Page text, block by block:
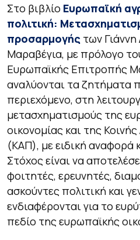
Στο βιβλίο Ευρωπαϊκή
πολιτική:
προσαρμογής των
Μαραβέγια, με πρόλογο
Ευρωπαϊκής Επιτροπής
αναλύονται τα ζητήματα
περιεχόμενο, στη
μετασχηματισμούς της
οικονομίας και της
(ΚΑΠ), με ειδική αναφορά
Στόχος είναι να
φοιτητές, ερευνητές,
ασκούντες πολιτική και
ενδιαφέρονται για το
πεδίο της ευρωπαϊκής